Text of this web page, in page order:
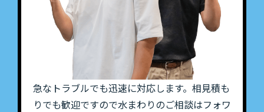
急なトラブルでも迅速に対応します。相見積も
りでも歓迎ですので水まわりのご相談はフォワ